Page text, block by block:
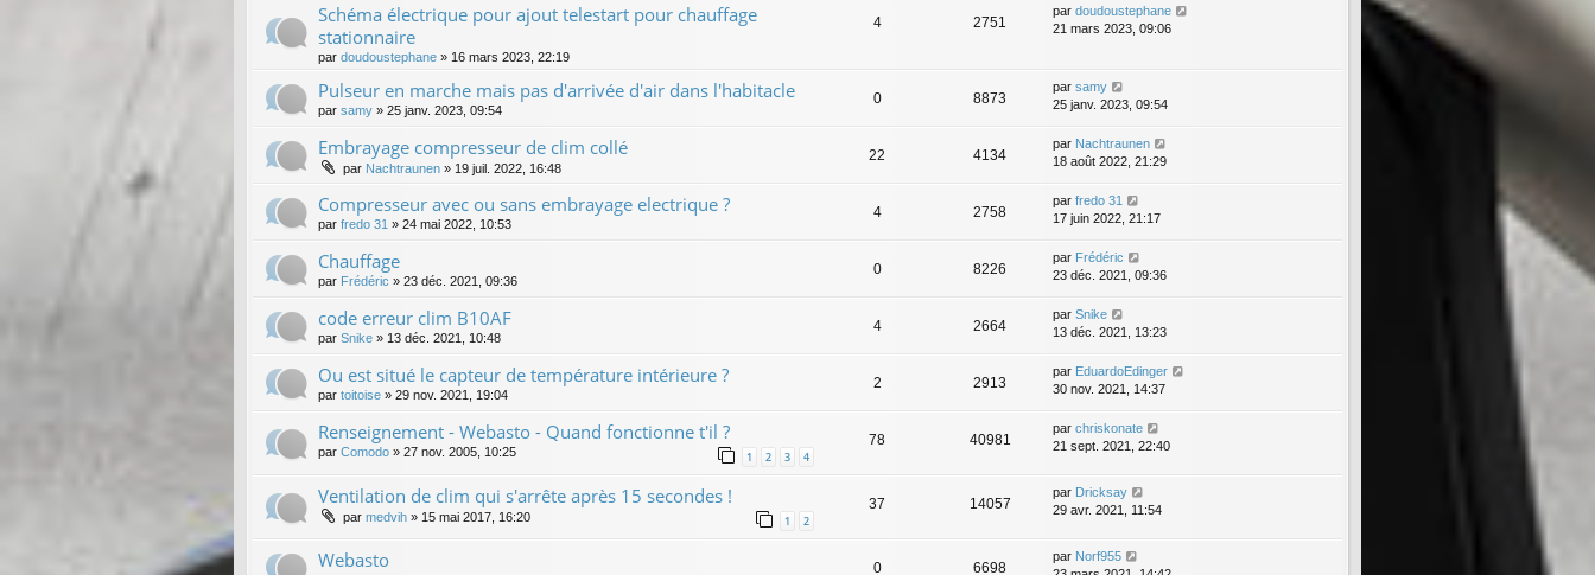
Schéma électrique pour ajout telestart pour chauffage
stationnaire
par doudoustephane » 16 mars 2023, 22:19
4 2751
par doudoustephane
21 mars 2023, 09:06
Pulseur en marche mais pas d'arrivée d'air dans l'habitacle
par samy » 25 janv. 2023, 09:54
0 8873
par samy
25 janv. 2023, 09:54
Embrayage compresseur de clim collé
par Nachtraunen » 19 juil. 2022, 16:48
22 4134
par Nachtraunen
18 août 2022, 21:29
Compresseur avec ou sans embrayage electrique ?
par fredo 31 » 24 mai 2022, 10:53
4 2758
par fredo 31
17 juin 2022, 21:17
Chauffage
par Frédéric » 23 déc. 2021, 09:36
0 8226
par Frédéric
23 déc. 2021, 09:36
code erreur clim B10AF
par Snike » 13 déc. 2021, 10:48
4 2664
par Snike
13 déc. 2021, 13:23
Ou est situé le capteur de température intérieure ?
par toitoise » 29 nov. 2021, 19:04
2 2913
par EduardoEdinger
30 nov. 2021, 14:37
Renseignement - Webasto - Quand fonctionne t'il ?
par Comodo » 27 nov. 2005, 10:25 1 2 3 4
78 40981
par chriskonate
21 sept. 2021, 22:40
Ventilation de clim qui s'arrête après 15 secondes !
par medvih » 15 mai 2017, 16:20 1 2
37 14057
par Dricksay
29 avr. 2021, 11:54
Webasto 0 6698
par Norf955